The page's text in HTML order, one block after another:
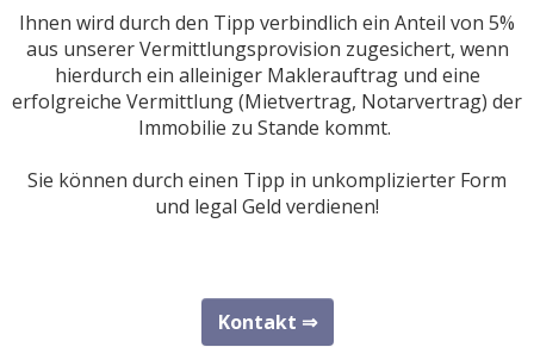
Ihnen wird durch den Tipp verbindlich ein Anteil von 5%
aus unserer Vermittlungsprovision zugesichert, wenn
hierdurch ein alleiniger Maklerauftrag und eine
erfolgreiche Vermittlung (Mietvertrag, Notarvertrag) der
Immobilie zu Stande kommt.
Sie können durch einen Tipp in unkomplizierter Form
und legal Geld verdienen!
Kontakt ⇒